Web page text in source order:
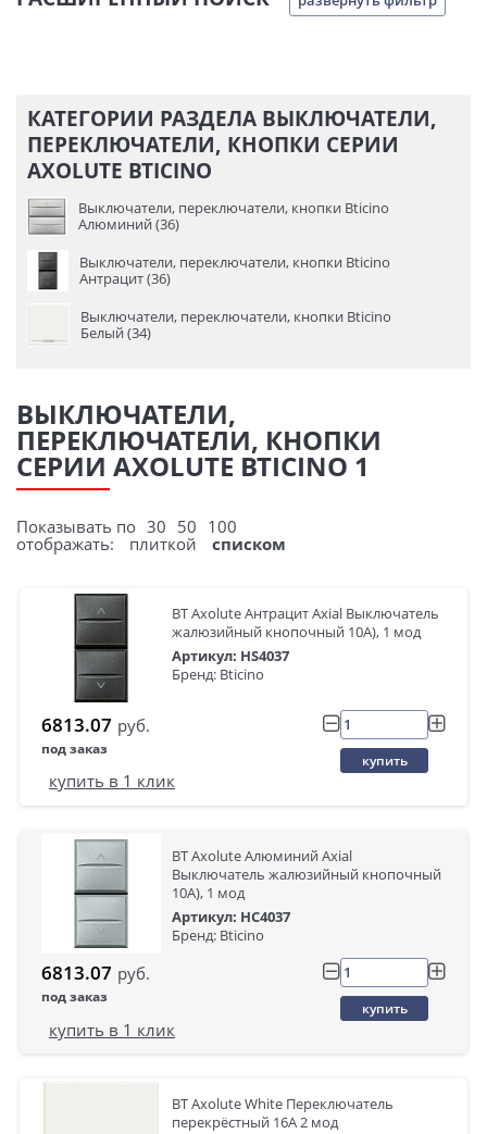
КАТЕГОРИИ РАЗДЕЛА ВЫКЛЮЧАТЕЛИ,
ПЕРЕКЛЮЧАТЕЛИ, КНОПКИ СЕРИИ
AXOLUTE BTICINO
Выключатели, переключатели, кнопки Bticino
Алюминий (36)
Выключатели, переключатели, кнопки Bticino
Антрацит (36)
Выключатели, переключатели, кнопки Bticino
Белый (34)
ВЫКЛЮЧАТЕЛИ,
ПЕРЕКЛЮЧАТЕЛИ, КНОПКИ
СЕРИИ AXOLUTE BTICINO 1
Показывать по 30 50 100
отображать:
плиткой списком
BT Axolute Антрацит Axial Выключатель
жалюзийный кнопочный 10А), 1 мод
Артикул: HS4037
Бренд: Bticino
6813.07 руб.
под заказ
купить
купить в 1 клик
BT Axolute Алюминий Axial
Выключатель жалюзийный кнопочный
10А), 1 мод
Артикул: HC4037
Бренд: Bticino
6813.07 руб.
под заказ
купить
купить в 1 клик
BT Axolute White Переключатель
перекрёстный 16А 2 мод